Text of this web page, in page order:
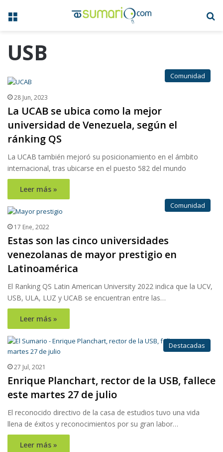
Menú
USB
Comunidad
28 Jun, 2023
La UCAB se ubica como la mejor
universidad de Venezuela, según el
ránking QS
La UCAB también mejoró su posicionamiento en el ámbito
internacional, tras ubicarse en el puesto 582 del mundo
Leer más »
Comunidad
17 Ene, 2022
Estas son las cinco universidades
venezolanas de mayor prestigio en
Latinoamérica
El Ranking QS Latin American University 2022 indica que la UCV,
USB, ULA, LUZ y UCAB se encuentran entre las…
Leer más »
Destacadas
27 Jul, 2021
Enrique Planchart, rector de la USB, fallece
este martes 27 de julio
El reconocido directivo de la casa de estudios tuvo una vida
llena de éxitos y reconocimientos por su gran labor…
Leer más »